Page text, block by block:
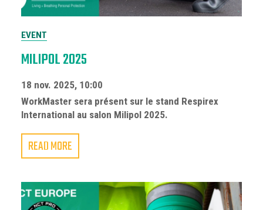
EVENT
MILIPOL 2025
18 nov. 2025, 10:00
WorkMaster sera présent sur le stand Respirex
International au salon Milipol 2025.
READ MORE